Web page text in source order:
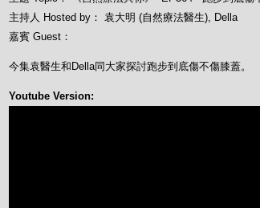
主持人 Hosted by： 袁大明 (自然療法醫生), Della
嘉賓 Guest：
今集袁醫生和Della同大家探討跑步到底傷不傷膝蓋。
Youtube Version: